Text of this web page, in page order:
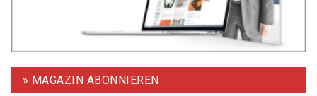
» MAGAZIN ABONNIEREN